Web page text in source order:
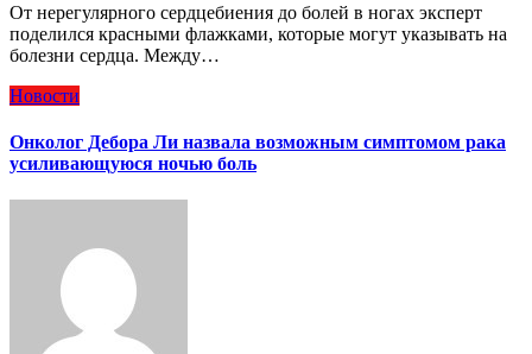
От нерегулярного сердцебиения до болей в ногах эксперт
поделился красными флажками, которые могут указывать на
болезни сердца. Между…
Новости
Онколог Дебора Ли назвала возможным симптомом рака
усиливающуюся ночью боль